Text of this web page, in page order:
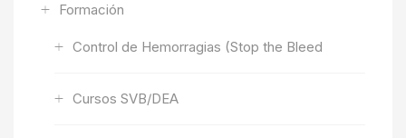
Formación
Control de Hemorragias (Stop the Bleed
Cursos SVB/DEA